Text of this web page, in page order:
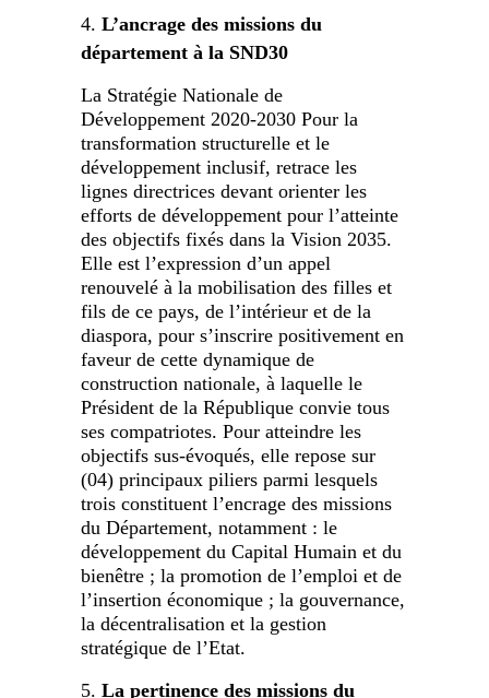
L’ancrage des missions du
département à la SND30
La Stratégie Nationale de
Développement 2020-2030 Pour la
transformation structurelle et le
développement inclusif, retrace les
lignes directrices devant orienter les
efforts de développement pour l’atteinte
des objectifs fixés dans la Vision 2035.
Elle est l’expression d’un appel
renouvelé à la mobilisation des filles et
fils de ce pays, de l’intérieur et de la
diaspora, pour s’inscrire positivement en
faveur de cette dynamique de
construction nationale, à laquelle le
Président de la République convie tous
ses compatriotes. Pour atteindre les
objectifs sus-évoqués, elle repose sur
(04) principaux piliers parmi lesquels
trois constituent l’encrage des missions
du Département, notamment : le
développement du Capital Humain et du
bienêtre ; la promotion de l’emploi et de
l’insertion économique ; la gouvernance,
la décentralisation et la gestion
stratégique de l’Etat.
La pertinence des missions du